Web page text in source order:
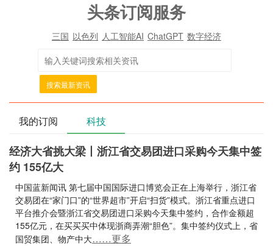
头条订阅服务
三国 以色列 人工智能AI ChatGPT 数字经济
搜索最新资讯
我的订阅 科技
经济大省挑大梁丨浙江省交易团进口采购今天集中签
约 155亿大
中国蓝新闻讯 第七届中国国际进口博览会正在上海举行，浙江省
交易团在“家门口”的“世界超市”开启“扫货”模式。浙江省重点进口
平台推介会暨浙江省交易团进口采购今天集中签约，合作金额超
155亿元，在买买买中体现浙商弄潮“胆色”。集中签约仪式上，省
国贸集团、物产中大……更多